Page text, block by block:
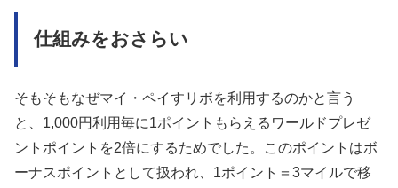
仕組みをおさらい
そもそもなぜマイ・ペイすリボを利用するのかと言う
と、1,000円利用毎に1ポイントもらえるワールドプレゼ
ントポイントを2倍にするためでした。このポイントはボ
ーナスポイントとして扱われ、1ポイント＝3マイルで移